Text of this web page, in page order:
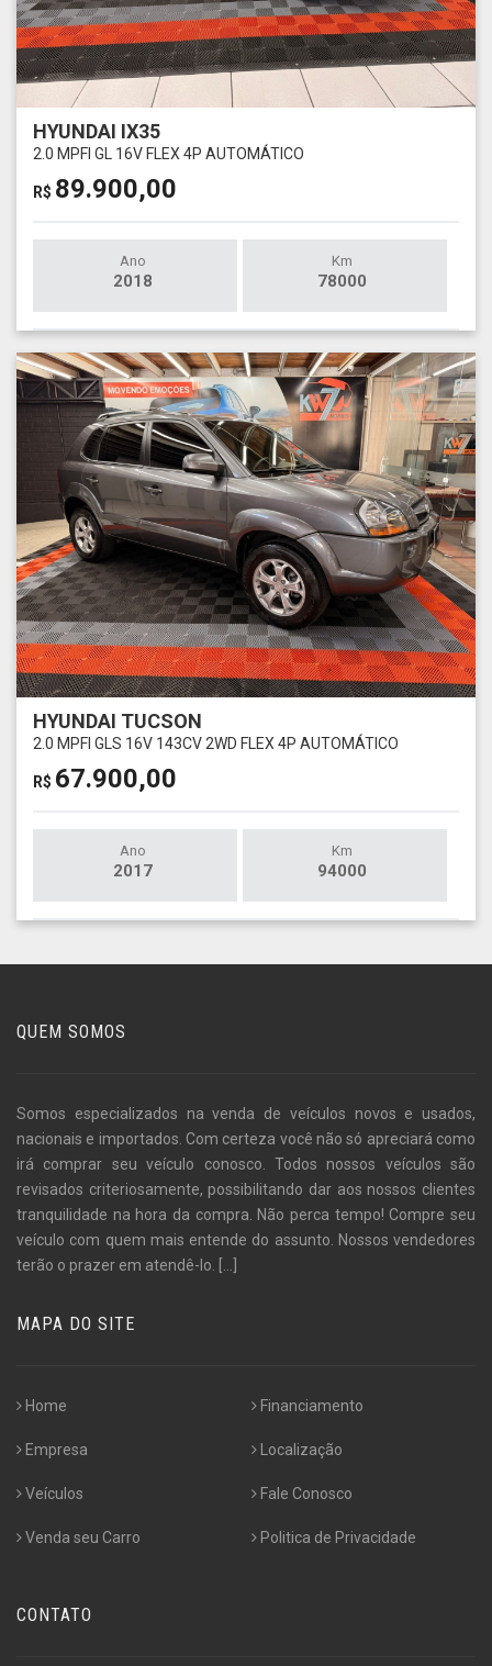
HYUNDAI IX35
2.0 MPFI GL 16V FLEX 4P AUTOMÁTICO
R$ 89.900,00
Ano
2018
Km
78000
HYUNDAI TUCSON
2.0 MPFI GLS 16V 143CV 2WD FLEX 4P AUTOMÁTICO
R$ 67.900,00
Ano
2017
Km
94000
QUEM SOMOS
Somos especializados na venda de veículos novos e usados,
nacionais e importados. Com certeza você não só apreciará como
irá comprar seu veículo conosco. Todos nossos veículos são
revisados criteriosamente, possibilitando dar aos nossos clientes
tranquilidade na hora da compra. Não perca tempo! Compre seu
veículo com quem mais entende do assunto. Nossos vendedores
terão o prazer em atendê-lo. [...]
MAPA DO SITE
Home
Empresa
Veículos
Venda seu Carro
Financiamento
Localização
Fale Conosco
Politica de Privacidade
CONTATO